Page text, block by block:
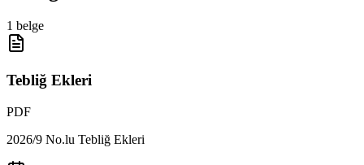
1 belge
Tebliğ Ekleri
PDF
2026/9 No.lu Tebliğ Ekleri